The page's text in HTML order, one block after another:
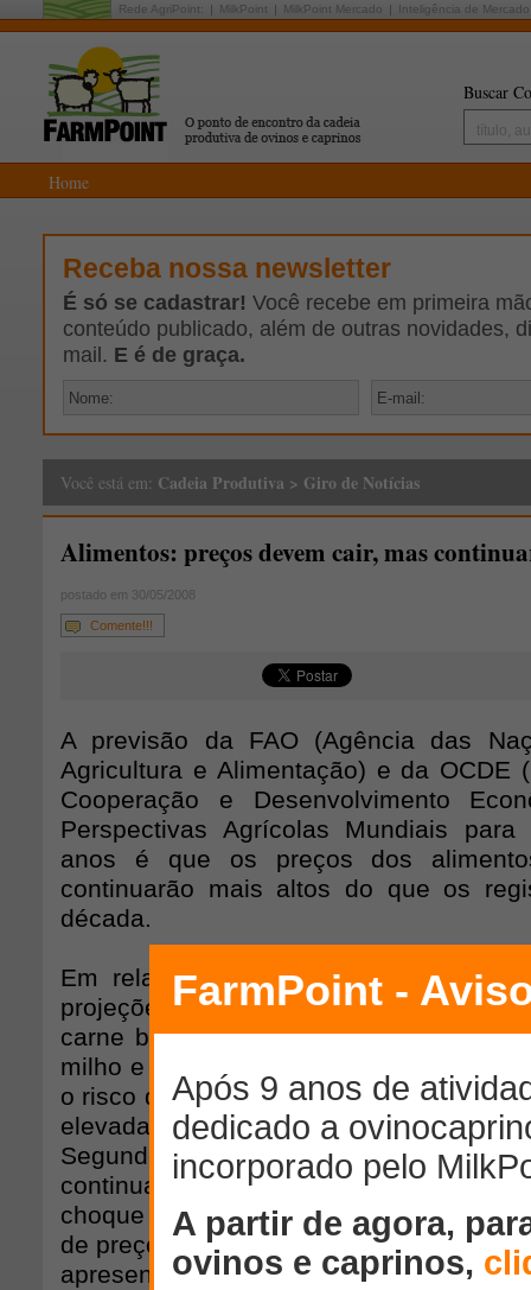
Rede AgriPoint: MilkPoint MilkPoint Mercado Inteligência de Mercado
Buscar
Home
Receba nossa newsletter
É só se cadastrar! Você recebe em primeira
conteúdo publicado, além de outras novidades,
mail. E é de graça.
Você está em: Cadeia Produtiva > Giro de Notícias
Alimentos: preços devem cair, mas
postado em 30/05/2008
Comente!!!
A previsão da FAO (Agência das
Agricultura e Alimentação) e da OCDE
Cooperação e Desenvolvimento
Perspectivas Agrícolas Mundiais
anos é que os preços dos
continuarão mais altos do que os
década.
Em relação à média observada
projeções indicam aumentos que
carne bovina e suína, de 40% a 60%
milho e trigo, a mais de 80% para os
o risco de que a inflação de alimentos,
elevada, possa aumentar ainda
Segundo nossas estimativas, os
continuar baixos, o que quer dizer que,
choque na oferta vai gerar o risco de
de preços", disse o diretor-geral da
apresentar o estudo.